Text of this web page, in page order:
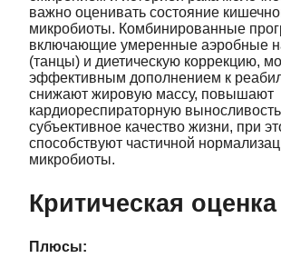
важно оценивать состояние
микробиоты. Комбинированные
включающие умеренные аэробные
(танцы) и диетическую коррекцию,
эффективным дополнением к
снижают жировую массу, повышают
кардиореспираторную
субъективное качество жизни, при
способствуют частичной
микробиоты.
Критическая оценка
Плюсы: